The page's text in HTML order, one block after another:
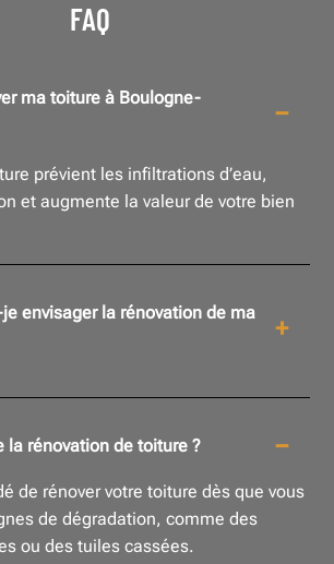
FAQ
ma toiture à Boulogne-
prévient les infiltrations d’eau,
et augmente la valeur de votre bien
envisager la rénovation de ma
la rénovation de toiture ?
de rénover votre toiture dès que vous
de dégradation, comme des
ou des tuiles cassées.